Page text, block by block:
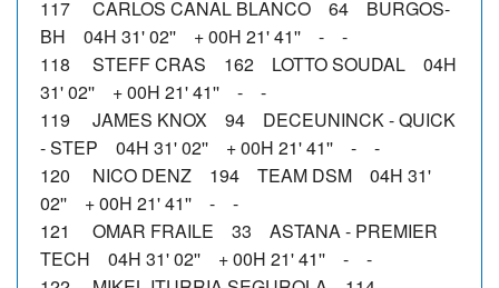
117 CARLOS CANAL BLANCO 64 BURGOS-
BH 04H 31' 02'' + 00H 21' 41'' - -
118 STEFF CRAS 162 LOTTO SOUDAL 04H
31' 02'' + 00H 21' 41'' - -
119 JAMES KNOX 94 DECEUNINCK - QUICK
- STEP 04H 31' 02'' + 00H 21' 41'' - -
120 NICO DENZ 194 TEAM DSM 04H 31'
02'' + 00H 21' 41'' - -
121 OMAR FRAILE 33 ASTANA - PREMIER
TECH 04H 31' 02'' + 00H 21' 41'' - -